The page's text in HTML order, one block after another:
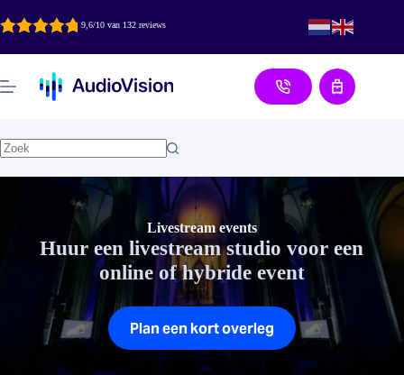
naar
inhoud
9,6/10 van 132 reviews
Aanvraag
Livestream events
Huur een livestream studio voor een
online of hybride event
Plan een kort overleg